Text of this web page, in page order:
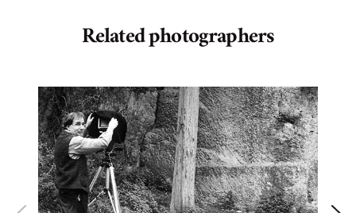
Related photographers